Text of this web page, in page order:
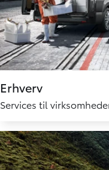
Erhverv
Services til